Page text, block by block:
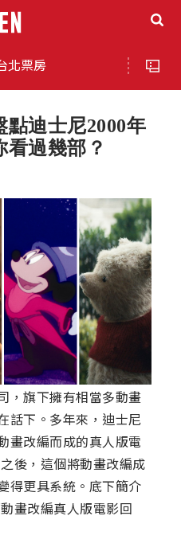
北票房
迪士尼2000年
看過幾部？
，旗下擁有相當多動畫
話下。多年來，迪士尼
畫改編而成的真人版電
後，這個將動畫改編成
得更具系統。底下簡介
畫改編真人版電影回